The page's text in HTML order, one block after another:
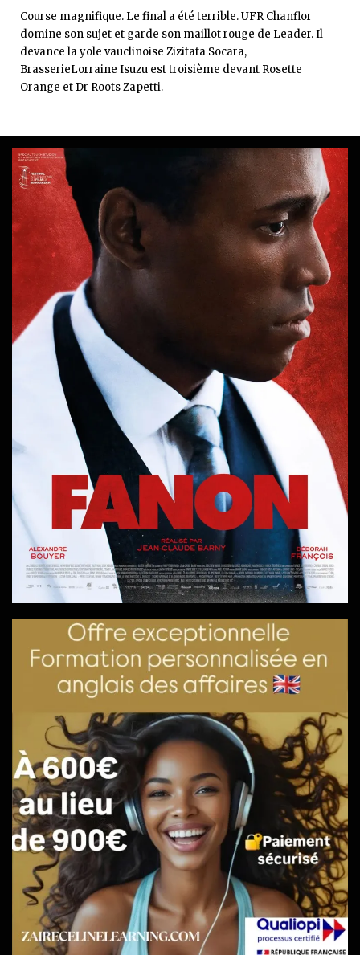
Course magnifique. Le final a été terrible. UFR Chanflor
domine son sujet et garde son maillot rouge de Leader. Il
devance la yole vauclinoise Zizitata Socara,
BrasserieLorraine Isuzu est troisième devant Rosette
Orange et Dr Roots Zapetti.